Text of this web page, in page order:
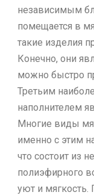
независимым
помещается в
такие изделия
Конечно, они
можно быстро
Третьим
наполнителем
Многие виды
именно с этим
что состоит из
полиэфирного
уют и мягкость.